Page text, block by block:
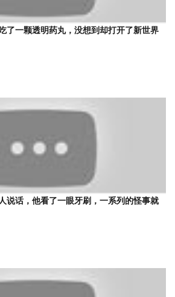
了一颗透明药丸，没想到却打开了新世界
说话，他看了一眼牙刷，一系列的怪事就